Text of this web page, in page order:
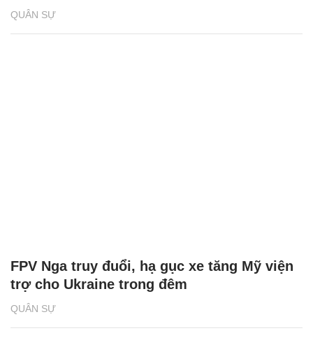
QUÂN SỰ
QUÂN SỰ
FPV Nga truy đuổi, hạ gục xe tăng Mỹ viện
trợ cho Ukraine trong đêm